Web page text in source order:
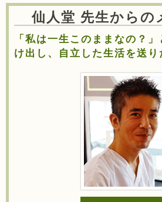
仙人堂 先生からの
「私は一生このままなの？
け出し、自立した生活を送り